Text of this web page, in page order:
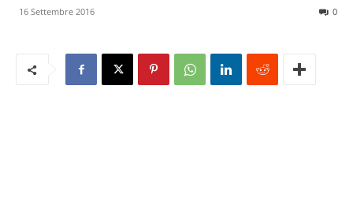
16 Settembre 2016 0